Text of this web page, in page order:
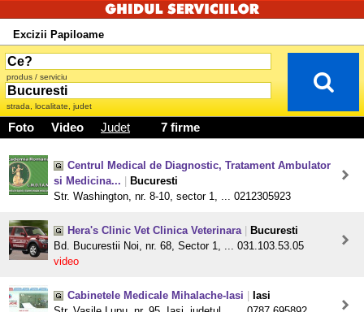
Excizii Papiloame
produs / serviciu
strada, localitate, judet
Foto Video Judet 7 firme
Centrul Medical de Diagnostic, Tratament Ambulator
si Medicina...
Bucuresti
Str. Washington, nr. 8-10, sector 1, ... 0212305923
Hera's Clinic Vet Clinica Veterinara
Bucuresti
Bd. Bucurestii Noi, nr. 68, Sector 1, ... 031.103.53.05
video
Cabinetele Medicale Mihalache-Iasi
Iasi